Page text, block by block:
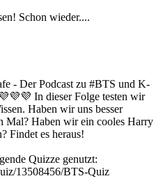
Schon wieder....
- Der Podcast zu #BTS und K-
In dieser Folge testen wir
Haben wir uns besser
Mal? Haben wir ein cooles Harry
Findet es heraus!
Quizze genutzt:
13508456/BTS-Quiz